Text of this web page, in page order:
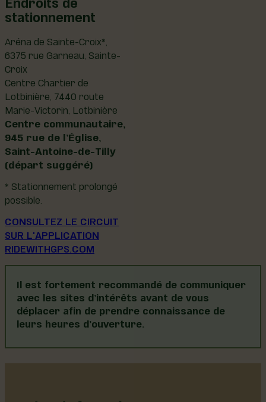
stationnement
Aréna de Sainte-Croix*,
6375 rue Garneau, Sainte-
Croix
Centre Chartier de
Lotbinière, 7440 route
Marie-Victorin, Lotbinière
Centre communautaire,
945 rue de l’Église,
Saint-Antoine-de-Tilly
(départ suggéré)
* Stationnement prolongé
possible.
CONSULTEZ LE CIRCUIT
SUR L'APPLICATION
RIDEWITHGPS.COM
Il est fortement recommandé de communiquer
avec les sites d’intérêts avant de vous
déplacer afin de prendre connaissance de
leurs heures d’ouverture.